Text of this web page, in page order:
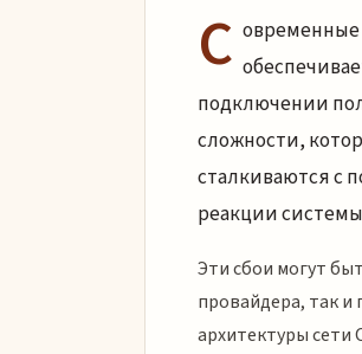
С овременные
подключении
сложности,
сталкиваются с
реакции
Эти сбои могут
провайдера, так
архитектуры сети